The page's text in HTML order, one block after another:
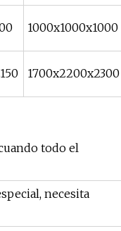
1000x1000x1000
1700x2200x2300
todo el
necesita